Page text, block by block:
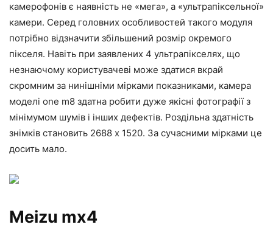
камерофонів є наявність не «мега», а «ультрапіксельної»
камери. Серед головних особливостей такого модуля
потрібно відзначити збільшений розмір окремого
пікселя. Навіть при заявлених 4 ультрапікселях, що
незнаючому користувачеві може здатися вкрай
скромним за нинішніми мірками показниками, камера
моделі one m8 здатна робити дуже якісні фотографії з
мінімумом шумів і інших дефектів. Роздільна здатність
знімків становить 2688 x 1520. За сучасними мірками це
досить мало.
Meizu mx4